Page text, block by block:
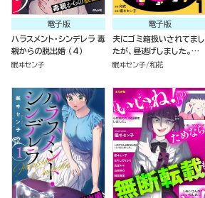
電子版
ハラスメント・シンデレラ 毒
親からの脱出婚 （4）
眠ヰセン子
電子版
夫にゴミ箱扱いされてまし
たが、昼逃げしました。
（1）
眠ヰセン子 和花